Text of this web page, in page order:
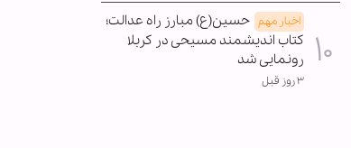
اخبار مهم حسین(ع) مبارز راه عدالت؛
کتاب اندیشمند مسیحی در کربلا
رونمایی شد
۳ روز قبل